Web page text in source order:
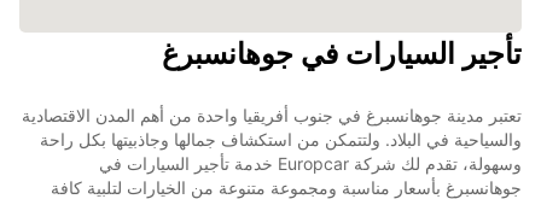
تأجير السيارات في جوهانسبرغ
تعتبر مدينة جوهانسبرغ في جنوب أفريقيا واحدة من أهم المدن الاقتصادية
والسياحية في البلاد. ولتتمكن من استكشاف جمالها وجاذبيتها بكل راحة
وسهولة، تقدم لك شركة Europcar خدمة تأجير السيارات في
جوهانسبرغ بأسعار مناسبة ومجموعة متنوعة من الخيارات لتلبية كافة